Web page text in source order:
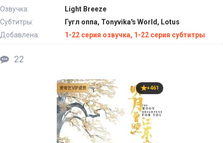
Озвучка:
Light Breeze
Субтитры:
Гугл оппа, Tonyvika's World, Lotus
Добавлена:
1-22 серия озвучка, 1-22 серия субтитры
22
+461